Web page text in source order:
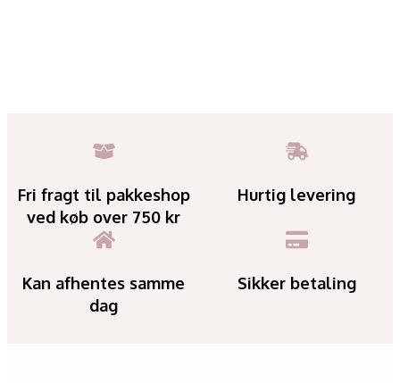
Fri fragt til pakkeshop
ved køb over 750 kr
Hurtig levering
Kan afhentes samme
dag
Sikker betaling